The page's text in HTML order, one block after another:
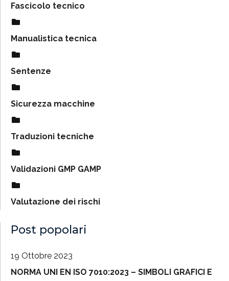
Fascicolo tecnico
Manualistica tecnica
Sentenze
Sicurezza macchine
Traduzioni tecniche
Validazioni GMP GAMP
Valutazione dei rischi
Post popolari
19 Ottobre 2023
NORMA UNI EN ISO 7010:2023 – SIMBOLI GRAFICI E